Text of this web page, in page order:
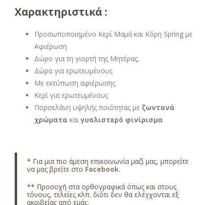
Χαρακτηριστικά :
Προσωποποιημένο Κερί Μαμά και Κόρη Spring με
Αφιέρωση
Δώρο για τη γιορτή της Μητέρας,
Δώρα για ερωτευμένους
Με εκτύπωση αφιέρωσης
Κερί για ερωτευμένους
Πορσελάνη υψηλής ποιότητας με ζωντανά
χρώματα και γυαλιστερό φινίρισμα
* Για μια πιο άμεση επικοινωνία μαζί μας, μπορείτε
να μας βρείτε στο Facebook.
** Προσοχή στα ορθογραφικά όπως και στους
τόνους, τελείες κλπ. διότι δεν θα ελέγχονται εξ
ακριβείας από εμάς.